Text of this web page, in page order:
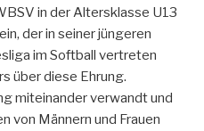
in der Altersklasse U13
der in seiner jüngeren
im Softball vertreten
über diese Ehrung.
miteinander verwandt und
von Männern und Frauen